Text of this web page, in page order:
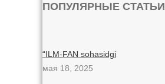
ПОПУЛЯРНЫЕ СТАТЬИ
“ILM-FAN sohasidgi
мая 18, 2025